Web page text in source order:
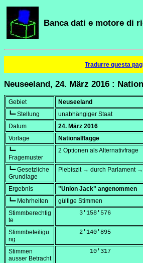
Banca dati e motore di
Tradurre questa
Neuseeland, 24. März 2016 :
Gebiet
Neuseeland
┗━ Stellung
unabhängiger Staat
Datum
24. März 2016
Vorlage
Nationalflagge
┗━
Fragemuster
2 Optionen als Alternativfrage
┗━ Gesetzliche
Grundlage
Plebiszit → durch Parlament
Ergebnis
"Union Jack" angenommen
┗━ Mehrheiten
gültige Stimmen
Stimmberechtig
te
      3'158'576
Stimmbeteiligu
ng
      2'140'895
Stimmen
ausser Betracht
         10'317